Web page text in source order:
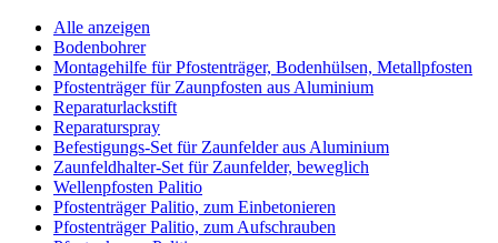
Alle anzeigen
Bodenbohrer
Montagehilfe für Pfostenträger, Bodenhülsen, Metallpfosten
Pfostenträger für Zaunpfosten aus Aluminium
Reparaturlackstift
Reparaturspray
Befestigungs-Set für Zaunfelder aus Aluminium
Zaunfeldhalter-Set für Zaunfelder, beweglich
Wellenpfosten Palitio
Pfostenträger Palitio, zum Einbetonieren
Pfostenträger Palitio, zum Aufschrauben